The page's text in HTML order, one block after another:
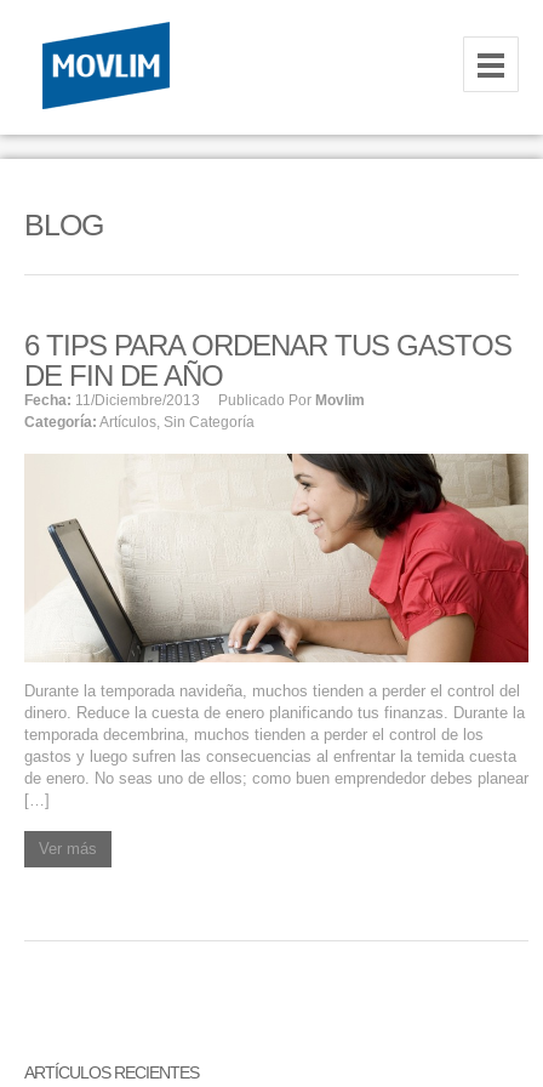
INICIO
HOSTING
HOSTING
RESELLER
SERVIDORES VPS
SERVIDORES DEDICADOS
AGENCIA DIGITAL
PAGINAS WEB PARA NEGOCIOS
PAGINA WEB CON MANEJADOR DE CONTENIDOS
PAGINA WEB CON CATÁLOGO DE PRODUCTOS
PAGINAS WEB A MEDIDA
EMAIL MARKETING
BLOG
6 TIPS PARA ORDENAR TUS GASTOS
DE FIN DE AÑO
Fecha: 11/diciembre/2013 Publicado Por Movlim
Categoría: Artículos, Sin Categoría
Durante la temporada navideña, muchos tienden a perder el control del
dinero. Reduce la cuesta de enero planificando tus finanzas. Durante la
temporada decembrina, muchos tienden a perder el control de los
gastos y luego sufren las consecuencias al enfrentar la temida cuesta
de enero. No seas uno de ellos; como buen emprendedor debes planear
[…]
Ver más
ARTÍCULOS RECIENTES